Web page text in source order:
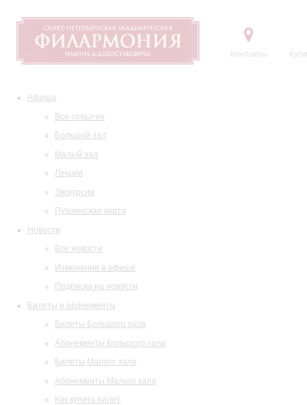
Контакты
Афиша
Все события
Большой зал
Малый зал
Лекции
Экскурсии
Пушкинская карта
Новости
Все новости
Изменения в афише
Подписка на новости
Билеты и абонементы
Билеты Большого зала
Абонементы Большого зала
Билеты Малого зала
Абонементы Малого зала
Как купить билет